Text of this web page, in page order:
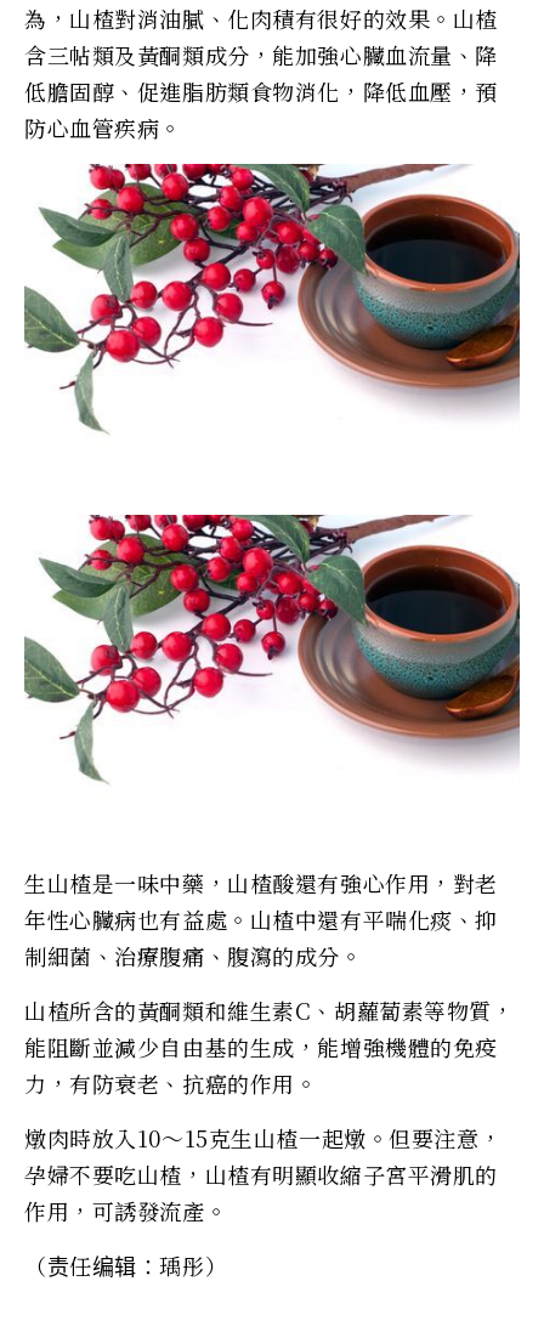
為，山楂對消油膩、化肉積有很好的效果。山楂
含三帖類及黃酮類成分，能加強心臟血流量、降
低膽固醇、促進脂肪類食物消化，降低血壓，預
防心血管疾病。
生山楂是一味中藥，山楂酸還有強心作用，對老
年性心臟病也有益處。山楂中還有平喘化痰、抑
制細菌、治療腹痛、腹瀉的成分。
山楂所含的黃酮類和維生素C、胡蘿蔔素等物質，
能阻斷並減少自由基的生成，能增強機體的免疫
力，有防衰老、抗癌的作用。
燉肉時放入10～15克生山楂一起燉。但要注意，
孕婦不要吃山楂，山楂有明顯收縮子宮平滑肌的
作用，可誘發流產。
（责任编辑：瑀彤）